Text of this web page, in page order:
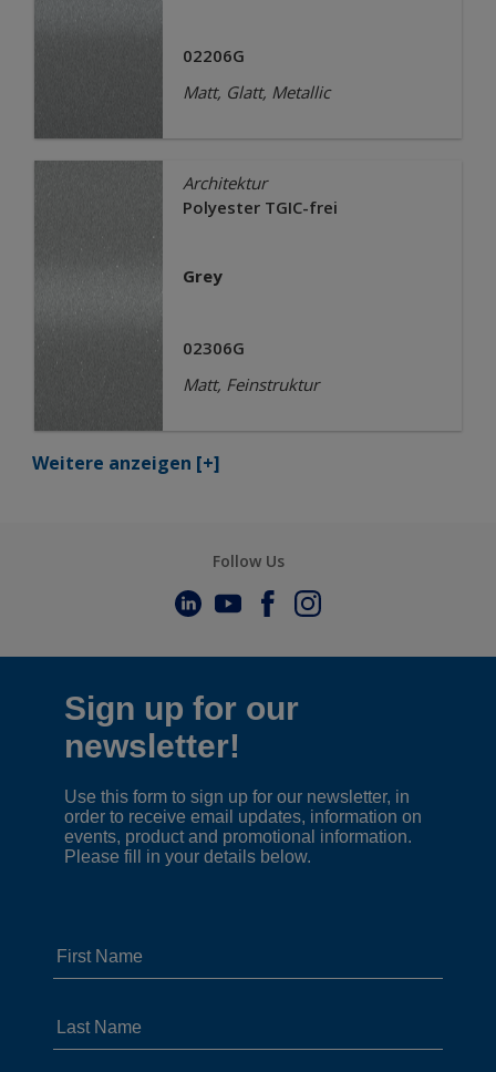
02206G
Matt, Glatt, Metallic
Architektur
Polyester TGIC-frei
Grey
02306G
Matt, Feinstruktur
Weitere anzeigen [+]
Follow Us